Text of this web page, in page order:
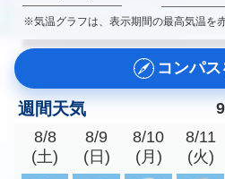
※気温グラフは、表示期間の最高気温を
コンパ
週間天気
8/8
(土)
8/9
(日)
8/10
(月)
8/11
(火)